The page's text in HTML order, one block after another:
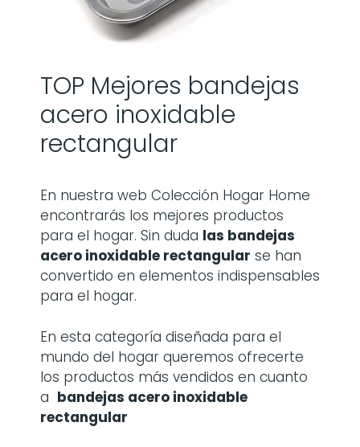
TOP Mejores bandejas
acero inoxidable
rectangular
En nuestra web Colección Hogar Home
encontrarás los mejores productos
para el hogar. Sin duda las bandejas
acero inoxidable rectangular se han
convertido en elementos indispensables
para el hogar.
En esta categoría diseñada para el
mundo del hogar queremos ofrecerte
los productos más vendidos en cuanto
a bandejas acero inoxidable
rectangular